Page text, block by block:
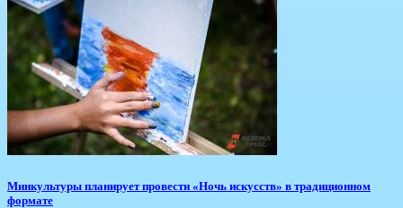
Минкультуры планирует провести «Ночь искусств» в традиционном
формате